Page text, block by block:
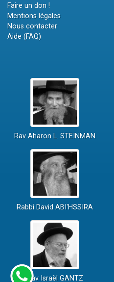
Faire un don !
Mentions légales
Nous contacter
Aide (FAQ)
Rav Aharon L. STEINMAN
Rabbi David ABI'HSSIRA
Rav Israël GANTZ